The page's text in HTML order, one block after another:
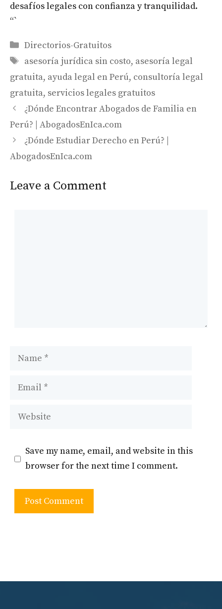
desafíos legales con confianza y tranquilidad.
“`
Categories
Directorios-Gratuitos
Tags
asesoría jurídica sin costo, asesoría legal
gratuita, ayuda legal en Perú, consultoría legal
gratuita, servicios legales gratuitos
¿Dónde Encontrar Abogados de Familia en
Perú? | AbogadosEnIca.com
¿Dónde Estudiar Derecho en Perú? |
AbogadosEnIca.com
Leave a Comment
Name
Email
Website
Save my name, email, and website in this
browser for the next time I comment.